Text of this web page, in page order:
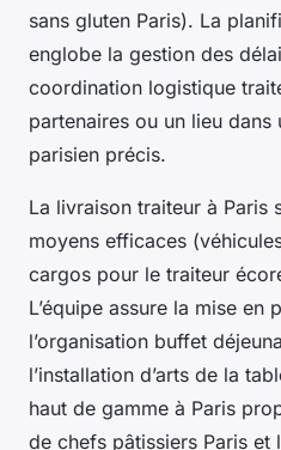
sans gluten Paris). La
englobe la gestion des
coordination logistique
partenaires ou un lieu dans
parisien précis.
La livraison traiteur à Paris
moyens efficaces
cargos pour le traiteur
L’équipe assure la mise
l’organisation buffet
l’installation d’arts de la
haut de gamme à Paris
de chefs pâtissiers Paris